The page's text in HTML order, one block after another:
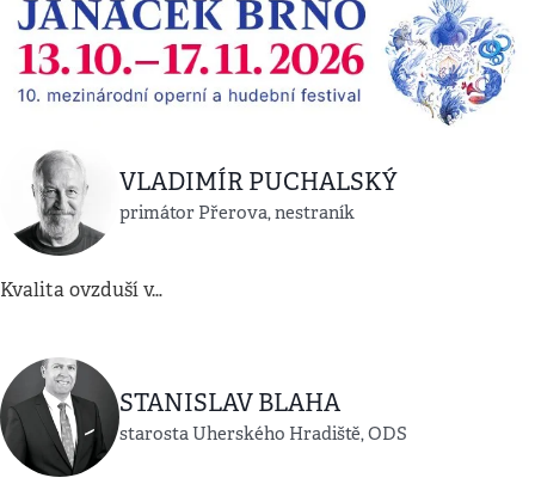
VLADIMÍR PUCHALSKÝ
primátor Přerova, nestraník
Kvalita ovzduší v…
STANISLAV BLAHA
starosta Uherského Hradiště, ODS